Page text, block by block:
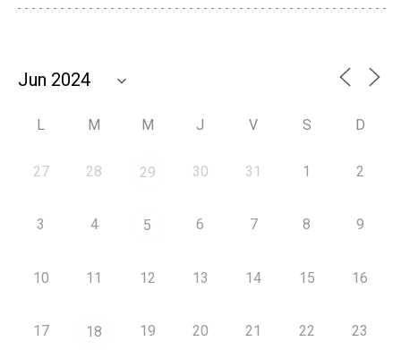
L M M J V S D
27 28 29 30 31 1 2
3 4 5 6 7 8 9
10 11 12 13 14 15 16
17 18 19 20 21 22 23